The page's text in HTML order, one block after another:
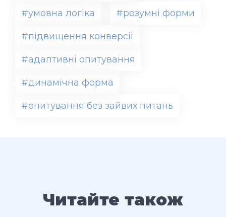
#умовна логіка #розумні форми
#підвищення конверсії
#адаптивні опитування
#динамічна форма
#опитування без зайвих питань
Читайте також